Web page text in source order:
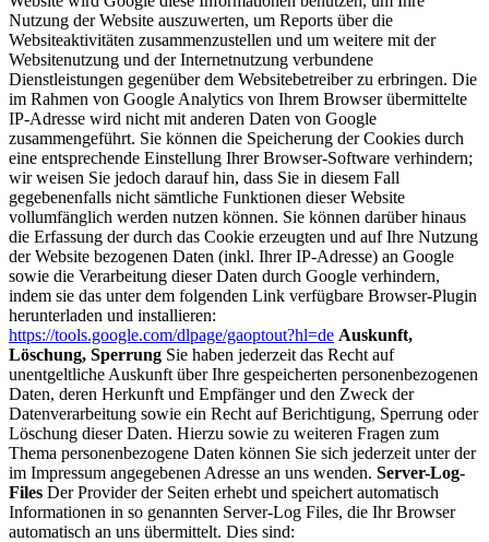
Nutzung der Website auszuwerten, um Reports über die
Websiteaktivitäten zusammenzustellen und um weitere mit der
Websitenutzung und der Internetnutzung verbundene
Dienstleistungen gegenüber dem Websitebetreiber zu erbringen. Die
im Rahmen von Google Analytics von Ihrem Browser übermittelte
IP-Adresse wird nicht mit anderen Daten von Google
zusammengeführt. Sie können die Speicherung der Cookies durch
eine entsprechende Einstellung Ihrer Browser-Software verhindern;
wir weisen Sie jedoch darauf hin, dass Sie in diesem Fall
gegebenenfalls nicht sämtliche Funktionen dieser Website
vollumfänglich werden nutzen können. Sie können darüber hinaus
die Erfassung der durch das Cookie erzeugten und auf Ihre Nutzung
der Website bezogenen Daten (inkl. Ihrer IP-Adresse) an Google
sowie die Verarbeitung dieser Daten durch Google verhindern,
indem sie das unter dem folgenden Link verfügbare Browser-Plugin
herunterladen und installieren:
https://tools.google.com/dlpage/gaoptout?hl=de Auskunft,
Löschung, Sperrung Sie haben jederzeit das Recht auf
unentgeltliche Auskunft über Ihre gespeicherten personenbezogenen
Daten, deren Herkunft und Empfänger und den Zweck der
Datenverarbeitung sowie ein Recht auf Berichtigung, Sperrung oder
Löschung dieser Daten. Hierzu sowie zu weiteren Fragen zum
Thema personenbezogene Daten können Sie sich jederzeit unter der
im Impressum angegebenen Adresse an uns wenden. Server-Log-
Files Der Provider der Seiten erhebt und speichert automatisch
Informationen in so genannten Server-Log Files, die Ihr Browser
automatisch an uns übermittelt. Dies sind: